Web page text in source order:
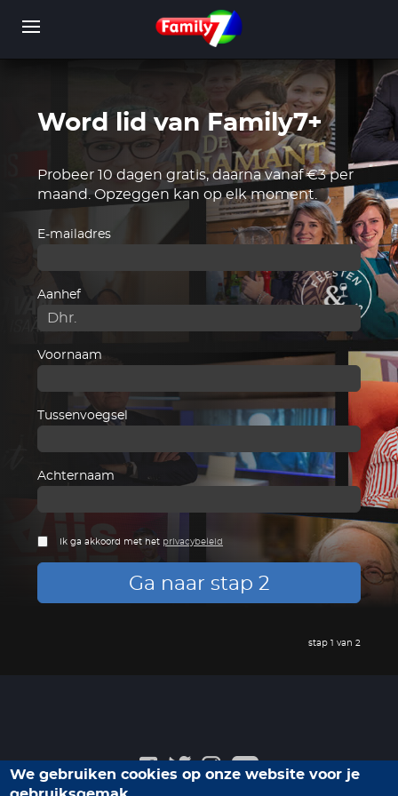
WORD LID INLOGGEN
Word lid van Family7+
Probeer 10 dagen gratis, daarna vanaf €3 per
maand. Opzeggen kan op elk moment.
E-mailadres
Aanhef
Voornaam
Tussenvoegsel
Achternaam
Ik ga akkoord met het privacybeleid
Ga naar stap 2
stap 1 van 2
We gebruiken cookies op onze website voor je